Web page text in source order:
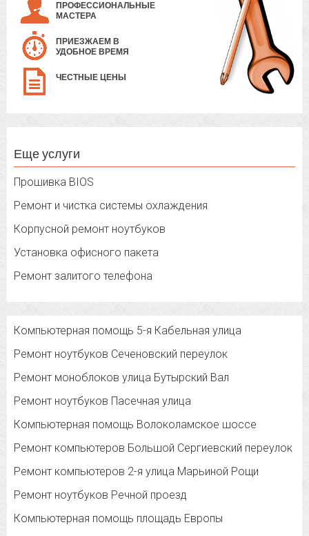
ПРОФЕССИОНАЛЬНЫЕ
МАСТЕРА
ПРИЕЗЖАЕМ В
УДОБНОЕ ВРЕМЯ
ЧЕСТНЫЕ ЦЕНЫ
Еще услуги
Прошивка BIOS
Ремонт и чистка системы охлаждения
Корпусной ремонт ноутбуков
Установка офисного пакета
Ремонт залитого телефона
Компьютерная помощь 5-я Кабельная улица
Ремонт ноутбуков Сеченовский переулок
Ремонт моноблоков улица Бутырский Вал
Ремонт ноутбуков Пасечная улица
Компьютерная помощь Волоколамское шоссе
Ремонт компьютеров Большой Сергиевский переулок
Ремонт компьютеров 2-я улица Марьиной Рощи
Ремонт ноутбуков Речной проезд
Компьютерная помощь площадь Европы